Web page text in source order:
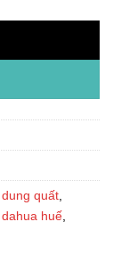
quất
dahua huế